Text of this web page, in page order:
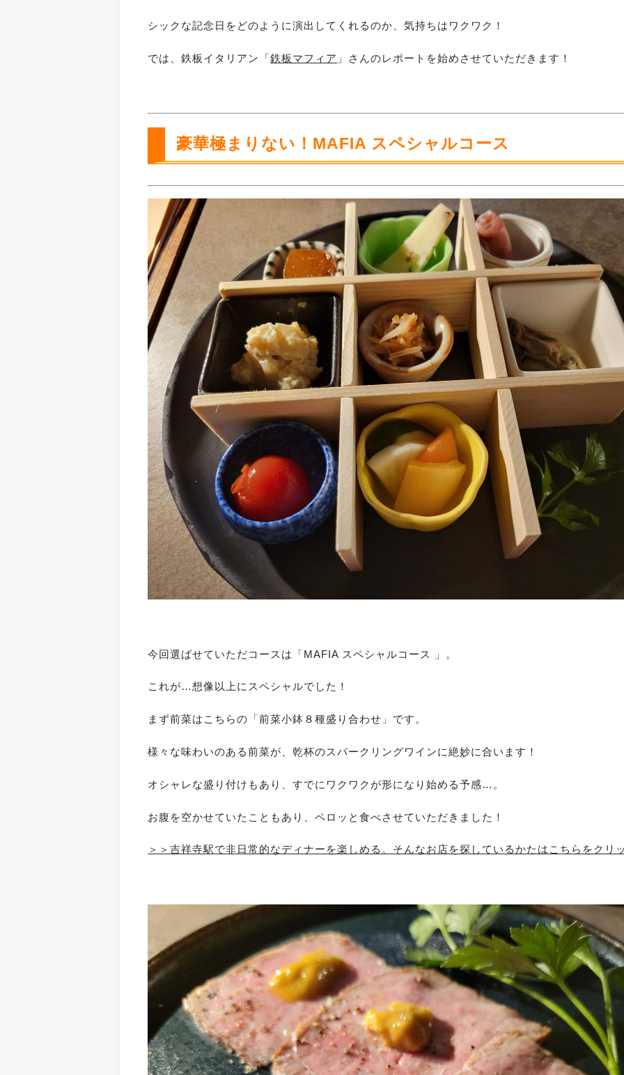
シックな記念日をどのように演出してくれるのか、気持ちはワクワク！
では、鉄板イタリアン「鉄板マフィア 」さんのレポートを始めさせていただきます！
豪華極まりない！MAFIA スペシャルコース
今回選ばせていただコースは「MAFIA スペシャルコース 」。
これが…想像以上にスペシャルでした！
まず前菜はこちらの「前菜小鉢８種盛り合わせ」です。
様々な味わいのある前菜が、乾杯のスパークリングワインに絶妙に合います！
オシャレな盛り付けもあり、すでにワクワクが形になり始める予感…。
お腹を空かせていたこともあり、ペロッと食べさせていただきました！
＞＞吉祥寺駅で非日常的なディナーを楽しめる。そんなお店を探しているかたはこちらをクリ